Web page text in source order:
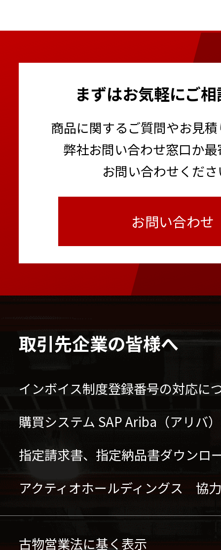
まずはお気軽にご
商品に関するご質問やお見
弊社お問い合わせ窓口か
お問い合わせくだ
お問い合わせ
取引先企業の皆様へ
インボイス制度登録番号の対応に
購買システム SAP Ariba（アリバ
指定請求書、指定納品書ダウンロ
アクティオホールディングス 協
古物営業法に基く表示